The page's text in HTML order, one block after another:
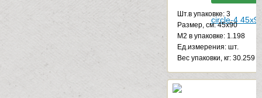
Шт.в упаковке: 3
Размер, см: 45x90
М2 в упаковке: 1.198
Ед.измерения: шт.
Веc упаковки, кг: 30.259